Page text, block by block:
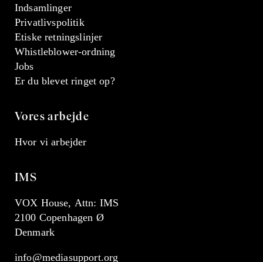
Indsamlinger
Privatlivspolitik
Etiske retningslinjer
Whistleblower-ordning
Jobs
Er du blevet ringet op?
Vores arbejde
Hvor vi arbejder
IMS
VOX House, Attn: IMS
2100 Copenhagen Ø
Denmark
info@mediasupport.org